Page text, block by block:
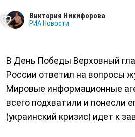
Виктория Никифорова
РИА Новости
В День Победы Верховный
России ответил на вопросы
Мировые информационные
всего подхватили и понесли
(украинский кризис) идет к